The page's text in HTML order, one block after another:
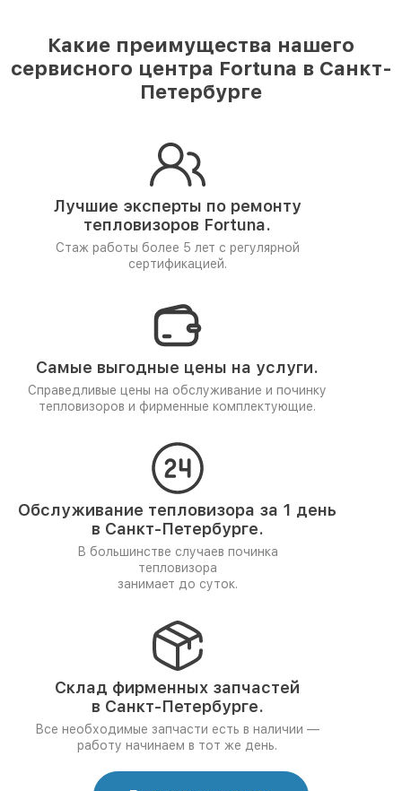
Какие преимущества нашего
сервисного центра Fortuna в Санкт-
Петербурге
Лучшие эксперты по ремонту
тепловизоров Fortuna.
Стаж работы более 5 лет с регулярной
сертификацией.
Самые выгодные цены на услуги.
Справедливые цены на обслуживание и починку
тепловизоров и фирменные комплектующие.
Обслуживание тепловизора за 1 день
в Санкт-Петербурге.
В большинстве случаев починка
тепловизора
занимает до суток.
Склад фирменных запчастей
в Санкт-Петербурге.
Все необходимые запчасти есть в наличии —
работу начинаем в тот же день.